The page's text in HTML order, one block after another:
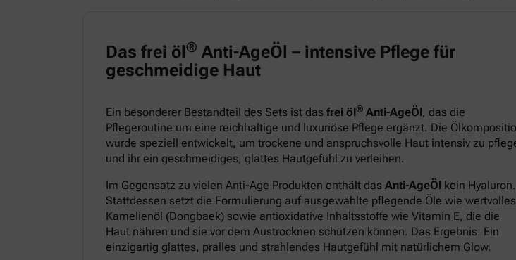
Das frei öl ® Anti-AgeÖl – intensive Pflege für
geschmeidige Haut
Ein besonderer Bestandteil des Sets ist das frei öl® Anti-AgeÖl, das die
Pflegeroutine um eine reichhaltige und luxuriöse Pflege ergänzt. Die
wurde speziell entwickelt, um trockene und anspruchsvolle Haut intensiv zu
und ihr ein geschmeidiges, glattes Hautgefühl zu verleihen.
Im Gegensatz zu vielen Anti-Age Produkten enthält das Anti-AgeÖl kein Hyaluron.
Stattdessen setzt die Formulierung auf ausgewählte pflegende Öle wie wertvolles
Kamelienöl (Dongbaek) sowie antioxidative Inhaltsstoffe wie Vitamin E, die die
Haut nähren und sie vor dem Austrocknen schützen können. Das Ergebnis: Ein
einzigartig glattes, pralles und strahlendes Hautgefühl mit natürlichem Glow.